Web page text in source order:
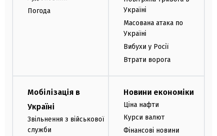
Погода
Україні
Масована атака по
Україні
Вибухи у Росії
Втрати ворога
Мобілізація в
Україні
Звільнення з військової
служби
Новини економіки
Ціна нафти
Курси валют
Фінансові новини